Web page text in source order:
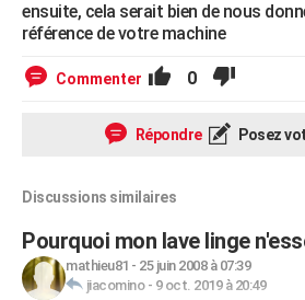
ensuite, cela serait bien de nous
référence de votre machine
Commenter 0
Répondre Posez
Discussions similaires
Pourquoi mon lave linge
mathieu81 - 25 juin 2008 à 07:39
jiacomino- 9 oct. 2019 à 20:49